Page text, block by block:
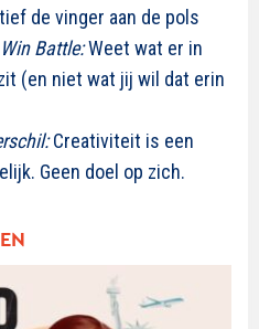
de vinger aan de pols
Battle:Weet wat er in
(en niet wat jij wil dat erin
Creativiteit is een
Geen doel op zich.